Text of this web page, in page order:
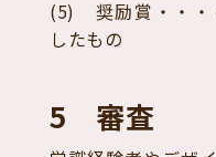
(5) 奨励賞・・・
したもの
5 審査